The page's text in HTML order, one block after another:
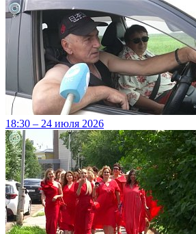
18:30 – 24 июля 2026